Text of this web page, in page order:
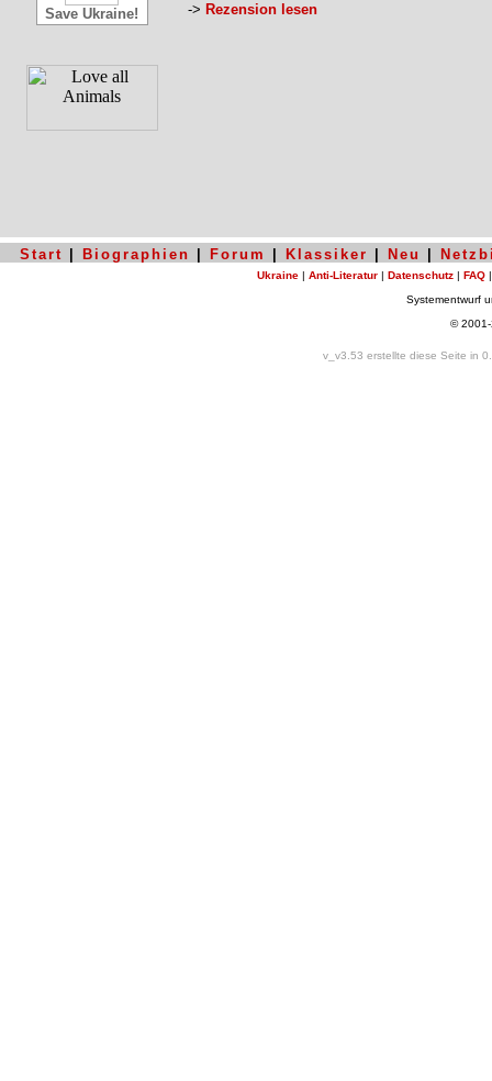
Save Ukraine! -> Rezension lesen
Start Biographien Forum Klassiker Neu
Ukraine | Anti-Literatur | Datenschutz | FAQ
Systementwurf
©
v_v3.53 erstellte diese Seite in